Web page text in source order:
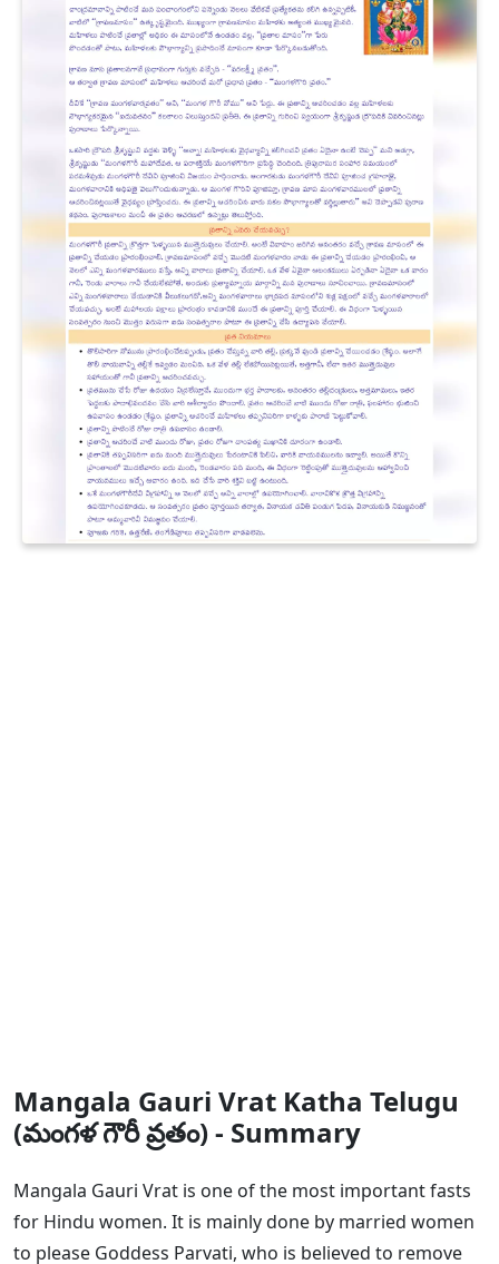
Mangala Gauri Vrat Katha Telugu
(మంగళ గౌరీ వ్రతం) - Summary
Mangala Gauri Vrat is one of the most important fasts
for Hindu women. It is mainly done by married women
to please Goddess Parvati, who is believed to remove